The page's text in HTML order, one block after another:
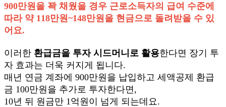
900만원을 꽉 채웠을 경우 근로소득자의 급여 수준에
따라 약 118만원~148만원을 현금으로 돌려받을 수 있
어요.
이러한 환급금을 투자 시드머니로 활용한다면 장기 투
자 효과는 더욱 커지게 됩니다.
매년 연금 계좌에 900만원을 납입하고 세액공제 환급
금 100만원을 추가로 투자한다면,
10년 뒤 원금만 1 억원이 넘게 되는데요.